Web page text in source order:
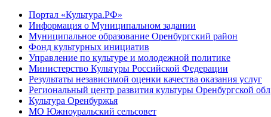
Портал «Культура.РФ»
Информация о Муниципальном задании
Муниципальное образование Оренбургский район
Фонд культурных инициатив
Управление по культуре и молодежной политике
Министерство Культуры Российской Федерации
Результаты независимой оценки качества оказания услуг
Региональный центр развития культуры Оренбургской обл
Культура Оренбуржья
МО Южноуральский сельсовет